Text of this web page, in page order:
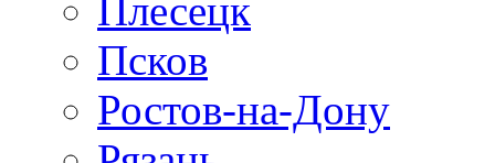
Плесецк
Псков
Ростов-на-Дону